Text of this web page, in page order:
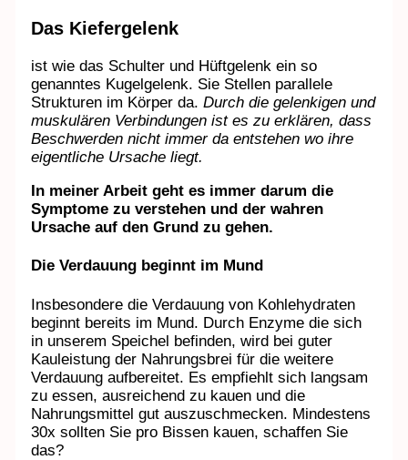
Das Kiefergelenk
ist wie das Schulter und Hüftgelenk ein so
genanntes Kugelgelenk. Sie Stellen parallele
Strukturen im Körper da.Durch die gelenkigen und
muskulären Verbindungen ist es zu erklären, dass
Beschwerden nicht immer da entstehen wo ihre
eigentliche Ursache liegt.
In meiner Arbeit geht es immer darum die
Symptome zu verstehen und der wahren
Ursache auf den Grund zu gehen.
Die Verdauung beginnt im Mund
Insbesondere die Verdauung von Kohlehydraten
beginnt bereits im Mund. Durch Enzyme die sich
in unserem Speichel befinden, wird bei guter
Kauleistung der Nahrungsbrei für die weitere
Verdauung aufbereitet. Es empfiehlt sich langsam
zu essen, ausreichend zu kauen und die
Nahrungsmittel gut auszuschmecken. Mindestens
30x sollten Sie pro Bissen kauen, schaffen Sie
das?